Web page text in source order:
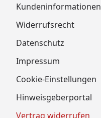
Kundeninformationen
Widerrufsrecht
Datenschutz
Impressum
Cookie-Einstellungen
Hinweisgeberportal
Vertrag widerrufen